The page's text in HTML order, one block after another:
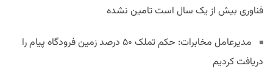
فناوری بیش از یک سال است تامین نشده
مدیرعامل مخابرات: حکم تملک ۵۰ درصد زمین فرودگاه پیام را
دریافت کردیم